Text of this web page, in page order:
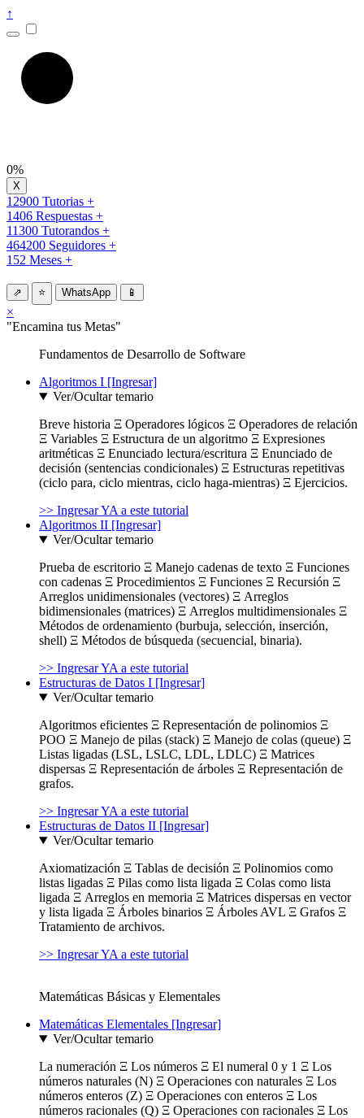
↑
0%
12900 Tutorias +
1406 Respuestas +
11300 Tutorandos +
464200 Seguidores +
152 Meses +
⇗ ⭐ WhatsApp 📱
×
"Encamina tus Metas"
Fundamentos de Desarrollo de Software
Algoritmos I [Ingresar]
Ver/Ocultar temario
Breve historia Ξ Operadores lógicos Ξ Operadores de relación
Ξ Variables Ξ Estructura de un algoritmo Ξ Expresiones
aritméticas Ξ Enunciado lectura/escritura Ξ Enunciado de
decisión (sentencias condicionales) Ξ Estructuras repetitivas
(ciclo para, ciclo mientras, ciclo haga-mientras) Ξ Ejercicios.
>> Ingresar YA a este tutorial
Algoritmos II [Ingresar]
Ver/Ocultar temario
Prueba de escritorio Ξ Manejo cadenas de texto Ξ Funciones
con cadenas Ξ Procedimientos Ξ Funciones Ξ Recursión Ξ
Arreglos unidimensionales (vectores) Ξ Arreglos
bidimensionales (matrices) Ξ Arreglos multidimensionales Ξ
Métodos de ordenamiento (burbuja, selección, inserción,
shell) Ξ Métodos de búsqueda (secuencial, binaria).
>> Ingresar YA a este tutorial
Estructuras de Datos I [Ingresar]
Ver/Ocultar temario
Algoritmos eficientes Ξ Representación de polinomios Ξ
POO Ξ Manejo de pilas (stack) Ξ Manejo de colas (queue) Ξ
Listas ligadas (LSL, LSLC, LDL, LDLC) Ξ Matrices
dispersas Ξ Representación de árboles Ξ Representación de
grafos.
>> Ingresar YA a este tutorial
Estructuras de Datos II [Ingresar]
Ver/Ocultar temario
Axiomatización Ξ Tablas de decisión Ξ Polinomios como
listas ligadas Ξ Pilas como lista ligada Ξ Colas como lista
ligada Ξ Arreglos en memoria Ξ Matrices dispersas en vector
y lista ligada Ξ Árboles binarios Ξ Árboles AVL Ξ Grafos Ξ
Tratamiento de archivos.
>> Ingresar YA a este tutorial
Matemáticas Básicas y Elementales
Matemáticas Elementales [Ingresar]
Ver/Ocultar temario
La numeración Ξ Los números Ξ El numeral 0 y 1 Ξ Los
números naturales (N) Ξ Operaciones con naturales Ξ Los
números enteros (Z) Ξ Operaciones con enteros Ξ Los
números racionales (Q) Ξ Operaciones con racionales Ξ Los